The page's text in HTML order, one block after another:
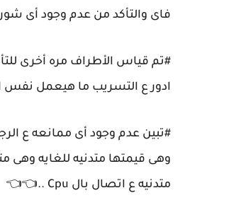
فاى والتأكد من عدم وجود أى
#تم قياس الأطراف مره أخرى
ادور ع التسريب ما هيعمل
متدنيه ع اتصال بال Cpu ..👈👈